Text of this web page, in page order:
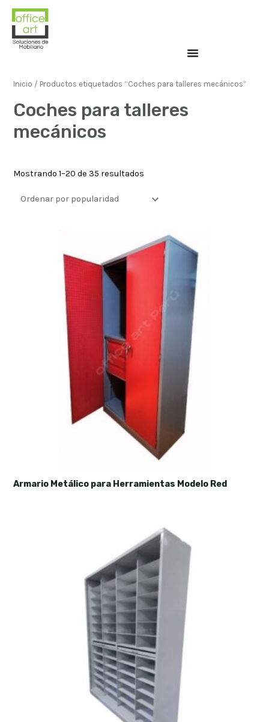
Inicio / Productos etiquetados “Coches para talleres mecánicos”
Coches para talleres
mecánicos
Mostrando 1–20 de 35 resultados
Armario Metálico para Herramientas Modelo Red